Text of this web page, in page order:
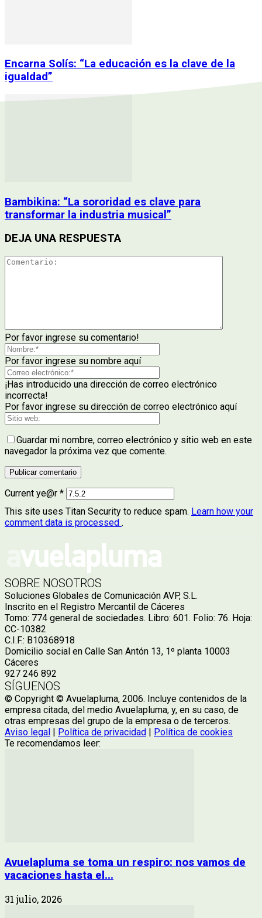
Encarna Solís: “La educación es la clave de la
igualdad”
Bambikina: “La sororidad es clave para
transformar la industria musical”
DEJA UNA RESPUESTA
Por favor ingrese su comentario!
Por favor ingrese su nombre aquí
¡Has introducido una dirección de correo electrónico
incorrecta!
Por favor ingrese su dirección de correo electrónico aquí
Guardar mi nombre, correo electrónico y sitio web en este
navegador la próxima vez que comente.
Current ye@r *
This site uses Titan Security to reduce spam. Learn how your
comment data is processed .
SOBRE NOSOTROS
Soluciones Globales de Comunicación AVP, S.L.
Inscrito en el Registro Mercantil de Cáceres
Tomo: 774 general de sociedades. Libro: 601. Folio: 76. Hoja:
CC-10382
C.I.F.: B10368918
Domicilio social en Calle San Antón 13, 1º planta 10003
Cáceres
927 246 892
SÍGUENOS
© Copyright © Avuelapluma, 2006. Incluye contenidos de la
empresa citada, del medio Avuelapluma, y, en su caso, de
otras empresas del grupo de la empresa o de terceros.
Aviso legal
Política de privacidad
Política de cookies
Te recomendamos leer:
Avuelapluma se toma un respiro: nos vamos de
vacaciones hasta el...
31 julio, 2026